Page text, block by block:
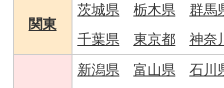
関東
茨城県 栃木県
群馬
千葉県
東京都 神奈
新潟県 富山県
石川